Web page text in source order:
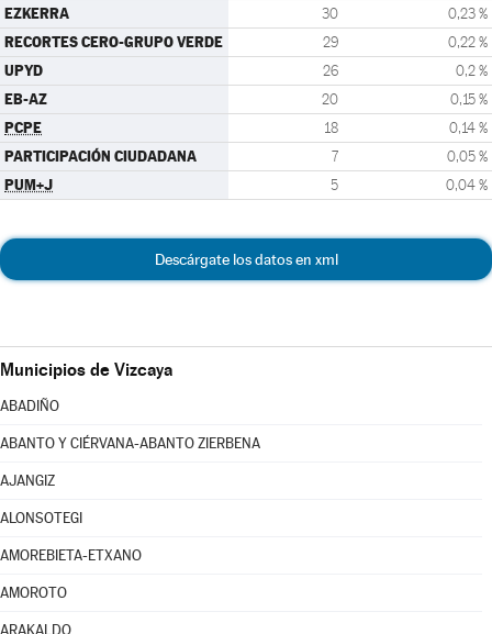
EZKERRA 30 0,23 %
RECORTES CERO-GRUPO VERDE 29 0,22 %
UPYD 26 0,2 %
EB-AZ 20 0,15 %
PCPE 18 0,14 %
PARTICIPACIÓN CIUDADANA 7 0,05 %
PUM+J 5 0,04 %
Descárgate los datos en xml
Municipios de Vizcaya
ABADIÑO
ABANTO Y CIÉRVANA-ABANTO ZIERBENA
AJANGIZ
ALONSOTEGI
AMOREBIETA-ETXANO
AMOROTO
ARAKALDO